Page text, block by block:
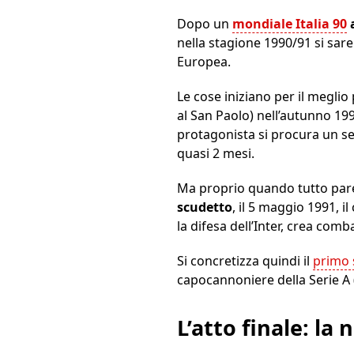
Dopo un mondiale Italia 90
nella stagione 1990/91 si
Europea.
Le cose iniziano per il
al San Paolo) nell’autunno
protagonista si procura un
quasi 2 mesi.
Ma proprio quando tutto
scudetto, il 5 maggio 1991,
la difesa dell’Inter, crea
Si concretizza quindi il primo
capocannoniere della Serie
L’atto finale: la